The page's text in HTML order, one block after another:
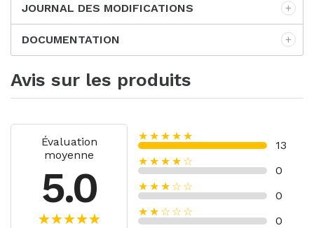
JOURNAL DES MODIFICATIONS
DOCUMENTATION
Avis sur les produits
Évaluation
moyenne
5.0
★★★★★
13
★★★★☆
0
★★★☆☆
0
★★☆☆☆
0